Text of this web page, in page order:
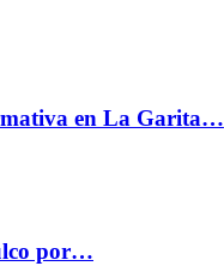
en La Garita…
por…